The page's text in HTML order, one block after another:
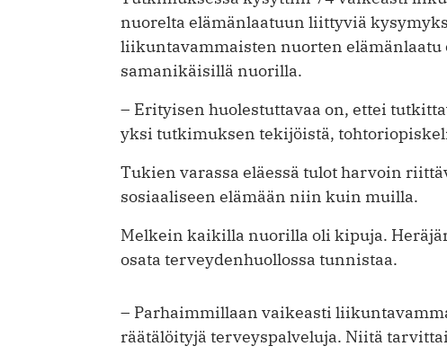
nuorelta elämänlaatuun liittyviä
liikuntavammaisten nuorten
samanikäisillä nuorilla.
– Erityisen huolestuttavaa on, ettei
yksi tutkimuksen tekijöistä,
Tukien varassa eläessä tulot harvoin
sosiaaliseen elämään niin kuin muilla.
Melkein kaikilla nuorilla oli kipuja.
osata terveydenhuollossa tunnistaa.
– Parhaimmillaan vaikeasti
räätälöityjä terveyspalveluja. Niitä